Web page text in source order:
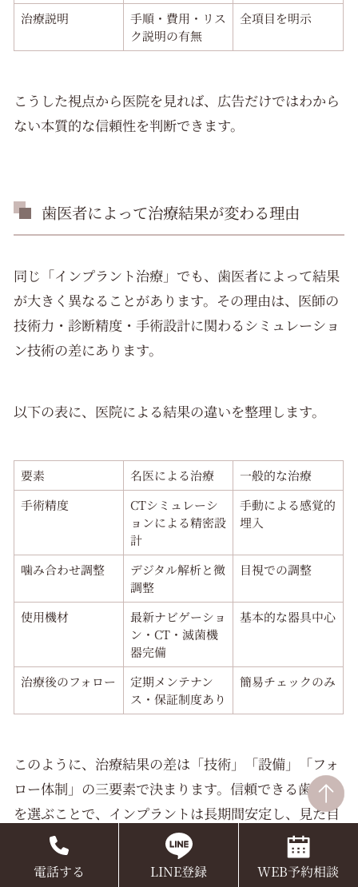
治療説明
手順・費用・リス
ク説明の有無
全項目を明示
こうした視点から医院を見れば、広告だけではわから
ない本質的な信頼性を判断できます。
歯医者によって治療結果が変わる理由
同じ「インプラント治療」でも、歯医者によって結果
が大きく異なることがあります。その理由は、医師の
技術力・診断精度・手術設計に関わるシミュレーショ
ン技術の差にあります。
以下の表に、医院による結果の違いを整理します。
要素 名医による治療
一般的な治療
手術精度
CTシミュレーシ
ョンによる精密設
計
手動による感覚的
埋入
噛み合わせ調整
デジタル解析と微
調整
目視での調整
使用機材
最新ナビゲーショ
ン・CT・滅菌機
器完備
基本的な器具中心
治療後のフォロー
定期メンテナン
ス・保証制度あり
簡易チェックのみ
このように、治療結果の差は「技術」「設備」「フォ
ロー体制」の三要素で決まります。信頼できる歯医者
を選ぶことで、インプラントは長期間安定し、見た目
も機能も天然歯に近い仕上がりが実現します。
電話する LINE登録 WEB予約相談